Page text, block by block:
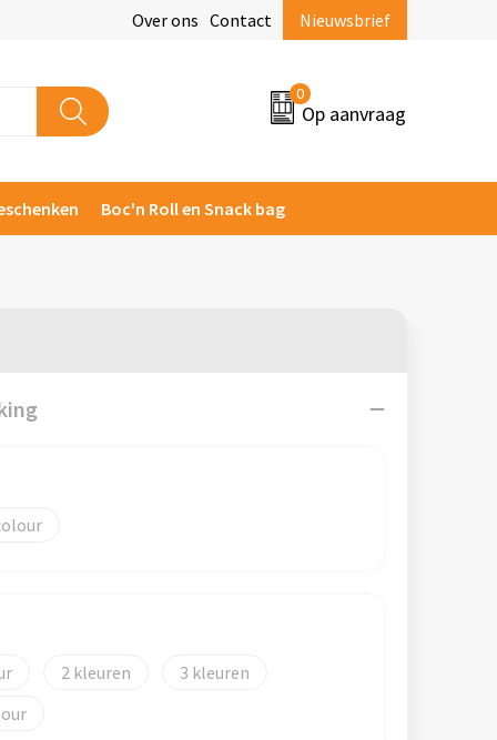
Over ons Contact Nieuwsbrief
0
Op aanvraag
Boc'n Roll en Snack bag
2
3